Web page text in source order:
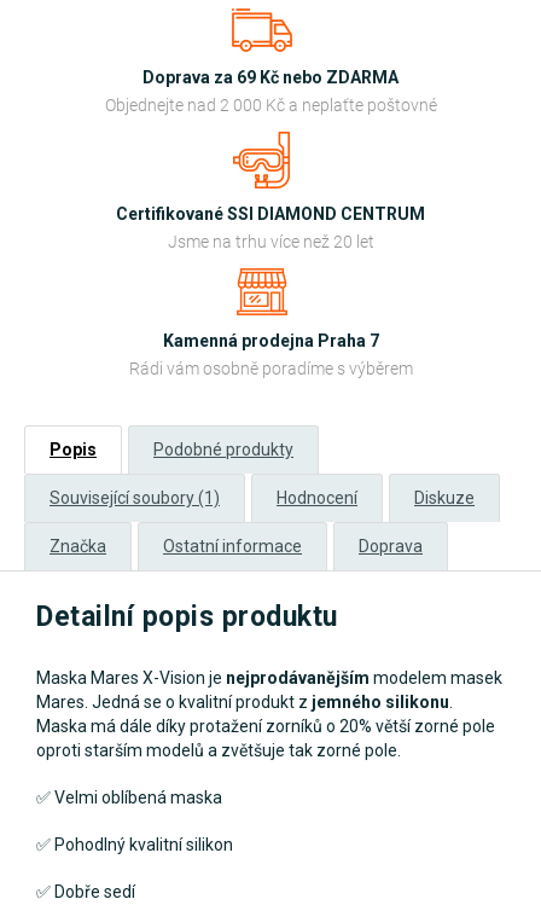
Doprava za 69 Kč nebo ZDARMA
Objednejte nad 2 000 Kč a neplaťte poštovné
Certifikované SSI DIAMOND CENTRUM
Jsme na trhu více než 20 let
Kamenná prodejna Praha 7
Rádi vám osobně poradíme s výběrem
Popis Podobné produkty
Související soubory (1) Hodnocení Diskuze
Značka Ostatní informace Doprava
Detailní popis produktu
Maska Mares X-Vision je nejprodávanějším modelem masek
Mares. Jedná se o kvalitní produkt z jemného silikonu
Maska má dále díky protažení zorníků o 20% větší zorné pole
oproti starším modelů a zvětšuje tak zorné pole.
✅ Velmi oblíbená maska
✅ Pohodlný kvalitní silikon
✅ Dobře sedí